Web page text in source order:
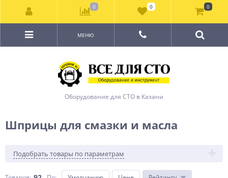
Оборудование для СТО в Казани
МЕНЮ
Шприцы для смазки и масла
Подобрать товары по параметрам
0 0 0